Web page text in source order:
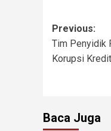
Previous:
Tim Penyidik
Korupsi
Baca Juga